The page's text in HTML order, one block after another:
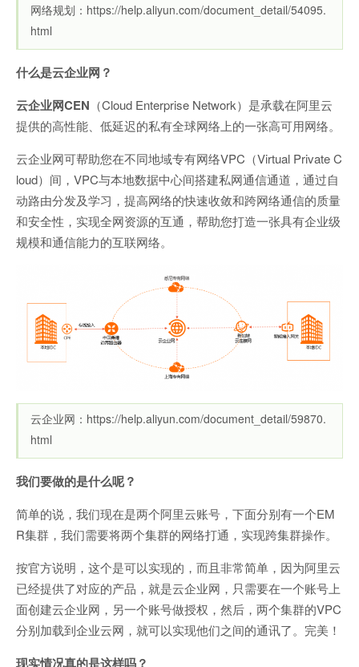
网络规划：https://help.aliyun.com/document_detail/54095.
html
什么是云企业网？
云企业网CEN （Cloud Enterprise Network）是承载在阿里云
提供的高性能、低延迟的私有全球网络上的一张高可用网络。
云企业网可帮助您在不同地域专有网络VPC（Virtual Private C
loud）间，VPC与本地数据中心间搭建私网通信通道，通过自
动路由分发及学习，提高网络的快速收敛和跨网络通信的质量
和安全性，实现全网资源的互通，帮助您打造一张具有企业级
规模和通信能力的互联网络。
云企业网：https://help.aliyun.com/document_detail/59870.
html
我们要做的是什么呢？
简单的说，我们现在是两个阿里云账号，下面分别有一个EM
R集群，我们需要将两个集群的网络打通，实现跨集群操作。
按官方说明，这个是可以实现的，而且非常简单，因为阿里云
已经提供了对应的产品，就是云企业网，只需要在一个账号上
面创建云企业网，另一个账号做授权，然后，两个集群的VPC
分别加载到企业云网，就可以实现他们之间的通讯了。完美！
现实情况真的是这样吗？